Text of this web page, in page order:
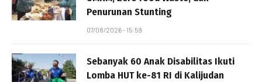
Penurunan Stunting
07/08/2026 - 15:59
Sebanyak 60 Anak Disabilitas Ikuti
Lomba HUT ke-81 RI di Kalijudan